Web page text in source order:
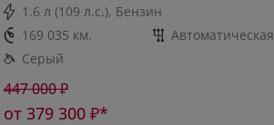
1.6 л (109 л.с.), Бензин
169 035 км.
Автоматическая
Серый
447 000₽
от 379 300 ₽*